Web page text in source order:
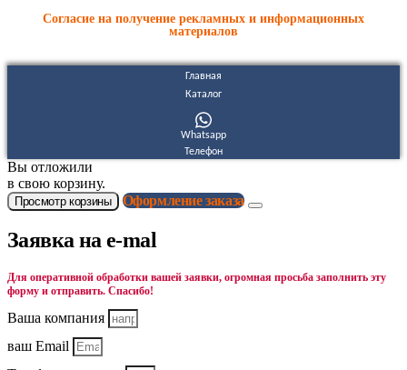
Согласие на получение рекламных и информационных
материалов
Главная
Каталог
Whatsapp
Телефон
Вы отложили
в свою корзину.
Просмотр корзины Оформление заказа
Заявка на e-mal
Для оперативной обработки вашей заявки, огромная просьба заполнить эту
форму и отправить. Спасибо!
Ваша компания
ваш Email